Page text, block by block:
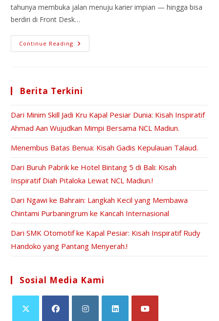
tahunya membuka jalan menuju karier impian — hingga bisa
berdiri di Front Desk…
Continue Reading
Berita Terkini
Dari Minim Skill Jadi Kru Kapal Pesiar Dunia: Kisah Inspiratif
Ahmad Aan Wujudkan Mimpi Bersama NCL Madiun.
Menembus Batas Benua: Kisah Gadis Kepulauan Talaud.
Dari Buruh Pabrik ke Hotel Bintang 5 di Bali: Kisah
Inspiratif Diah Pitaloka Lewat NCL Madiun.!
Dari Ngawi ke Bahrain: Langkah Kecil yang Membawa
Chintami Purbaningrum ke Kancah Internasional
Dari SMK Otomotif ke Kapal Pesiar: Kisah Inspiratif Rudy
Handoko yang Pantang Menyerah.!
Sosial Media Kami